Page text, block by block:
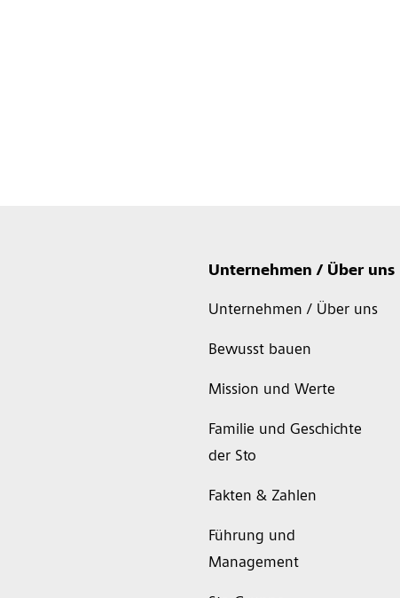
Unternehmen / Über uns
Unternehmen / Über uns
Bewusst bauen
Mission und Werte
Familie und Geschichte
der Sto
Fakten & Zahlen
Führung und
Management